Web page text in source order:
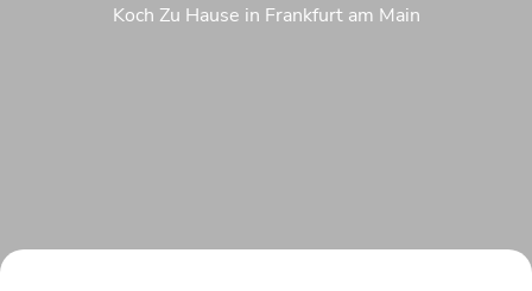
Koch Zu Hause in Frankfurt am Main